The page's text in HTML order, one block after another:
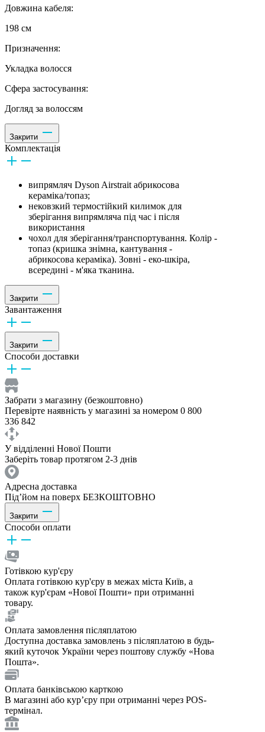
Довжина кабеля:
198 см
Призначення:
Укладка волосся
Сфера застосування:
Догляд за волоссям
Закрити
Комплектація
випрямляч Dyson Airstrait абрикосова
кераміка/топаз;
нековзкий термостійкий килимок для
зберігання випрямляча під час і після
використання
чохол для зберігання/транспортування. Колір -
топаз (кришка знімна, кантування -
абрикосова кераміка). Зовні - еко-шкіра,
всередині - м'яка тканина.
Закрити
Завантаження
Закрити
Способи доставки
Забрати з магазину (безкоштовно)
Перевірте наявність у магазині за номером 0 800
336 842
У відділенні Нової Пошти
Заберіть товар протягом 2-3 днів
Адресна доставка
Під’йом на поверх БЕЗКОШТОВНО
Закрити
Способи оплати
Готівкою кур'єру
Оплата готівкою кур'єру в межах міста Київ, а
також кур'єрам «Нової Пошти» при отриманні
товару.
Оплата замовлення післяплатою
Доступна доставка замовлень з післяплатою в будь-
який куточок України через поштову службу «Нова
Пошта».
Оплата банківською карткою
В магазині або курʼєру при отриманні через POS-
термінал.